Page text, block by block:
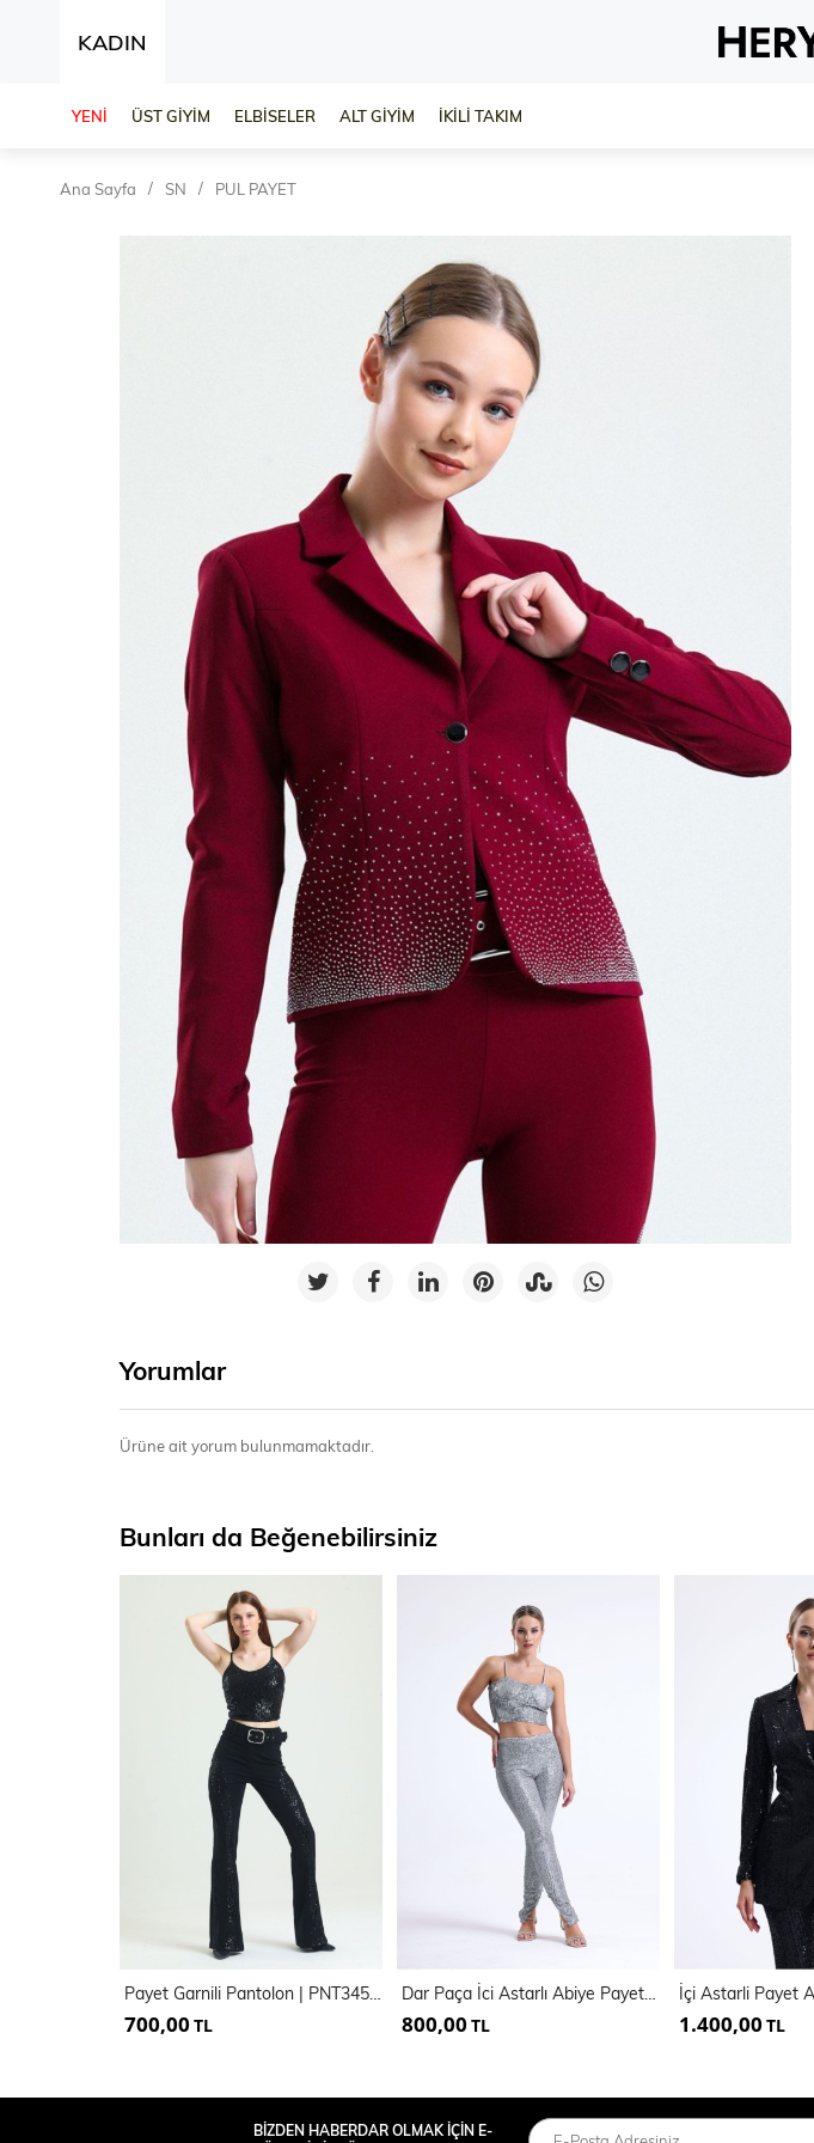
KADIN
YENİ ÜST GİYİM ELBİSELER ALT GİYİM İKİLİ TAKIM
Ana Sayfa SN PUL PAYET
Yorumlar
Ürüne ait yorum bulunmamaktadır.
Bunları da Beğenebilirsiniz
Payet Garnili Pantolon | PNT34535
700,00 TL
Dar Paça İci Astarlı Abiye Payet Pantolon | Pnt34879
800,00 TL 1.400,00 TL
BİZDEN HABERDAR OLMAK İÇİN E-